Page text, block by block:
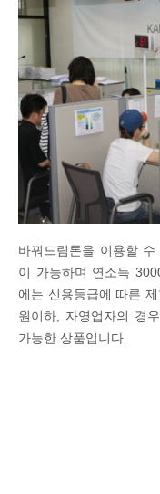
바꿔드림론을 이용할
이 가능하며 연소득
에는 신용등급에 따른
원이하, 자영업자의 경
가능한 상품입니다.